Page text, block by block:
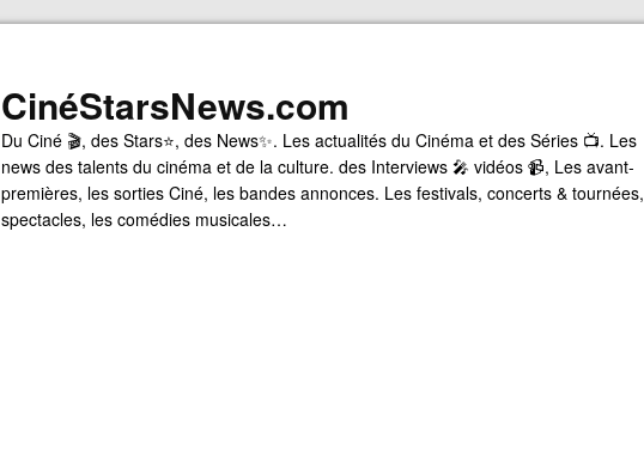
CinéStarsNews.com
Du Ciné 🎬, des Stars⭐, des News✨. Les actualités du Cinéma et des Séries 📺. Les
news des talents du cinéma et de la culture. des Interviews 🎤 vidéos 📹, Les avant-
premières, les sorties Ciné, les bandes annonces. Les festivals, concerts & tournées,
spectacles, les comédies musicales…